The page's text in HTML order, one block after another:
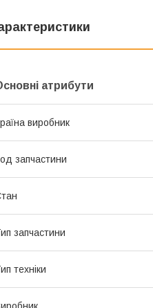
атрибути
виробник
запчастини
запчастини
техніки